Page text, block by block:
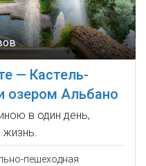
— Кастель-
озером Альбано
в один день,
жизнь.
пешеходная